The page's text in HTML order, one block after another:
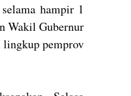
hampir 1
Wakil Gubernur
lingkup pemprov